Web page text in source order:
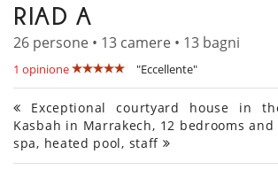
RIAD A
26 persone • 13 camere • 13 bagni
1 opinione "Eccellente"
Exceptional courtyard house in
Kasbah in Marrakech, 12 bedrooms
spa, heated pool, staff